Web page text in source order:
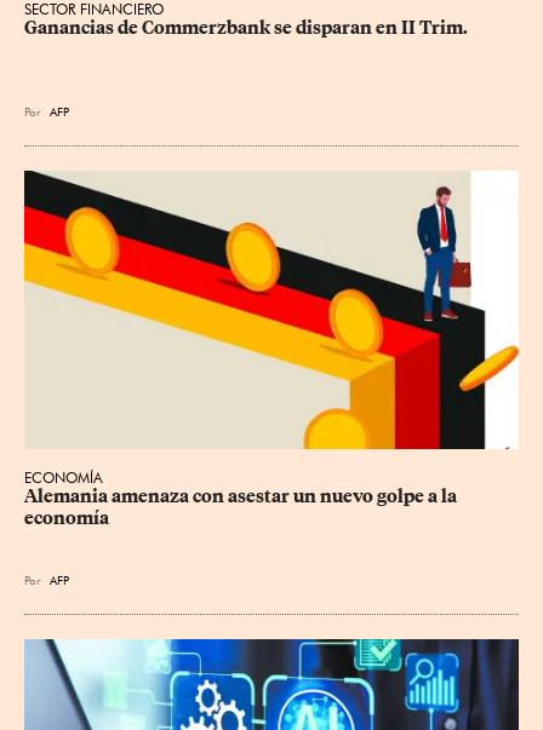
SECTOR FINANCIERO
Ganancias de Commerzbank se disparan en II Trim.
Por AFP
ECONOMÍA
Alemania amenaza con asestar un nuevo golpe a la
economía
Por AFP